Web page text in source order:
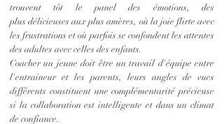
trouventtôt lepanel des émotions, des
plusdélicieuses aux plus amères, où la joie flirte avec
les frustrations et où parfois se confondent les attentes
des adultes avec celles des enfants.
Coacher un jeune doit être un travail d'équipe entre
l'entraineur et les parents, leurs angles de vues
différents constituent une complémentarité précieuse
si la collaboration est intelligente et dans un climat
de confiance.